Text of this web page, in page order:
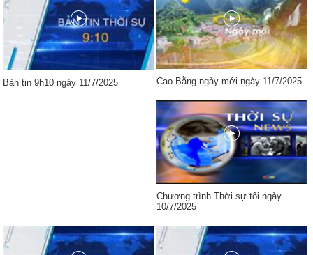
Bản tin 9h10 ngày 11/7/2025 Cao Bằng ngày mới ngày 11/7/2025
Chương trình Thời sự tối ngày
10/7/2025